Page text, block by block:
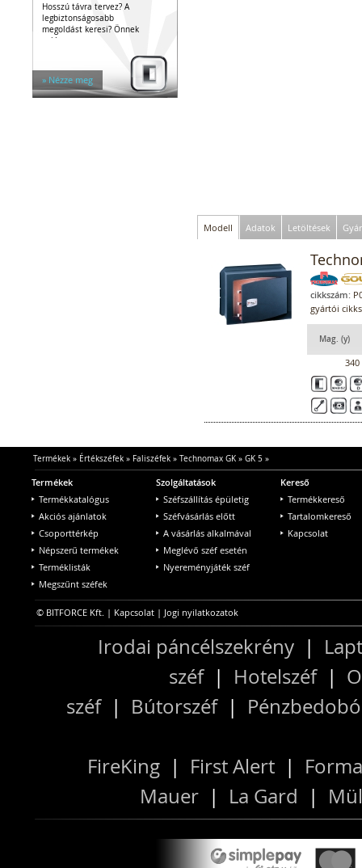
Hosszú távra tervez? A
legbiztonságosabb
megoldást keresi? Önnek
való a...
» Nézze meg
Modell Adatok Letöltések
cikkszám:
gyártói
Mag. (y)
340
Termékek» Értékszéfek» Faliszéfek» Technomax GK» GK 5»
Termékek
Termékkatalógus
Akciós ajánlatok
Csoporttérkép
Népszerű termékek
Terméklisták
Megszűnt széfek
Szolgáltatások
Széfszállítás épületig
Széfvásárlás előtt
A vásárlás alkalmával
Meglévő széf esetén
Nyereményjáték széf
Kereső
Termékkereső
Tartalomkereső
Kapcsolat
© BITFORCE Kft. | Kapcsolat | Jogi nyilatkozatok
Irodai páncélszekrény |
széf| Hotelszéf|
széf| Bútorszéf|
FireKing | First Alert |
Mauer | La Gard |